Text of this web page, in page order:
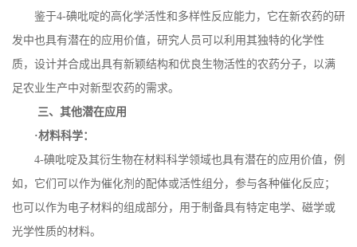
鉴于4-碘吡啶的高化学活性和多样性反应能力，它在新农药的研
发中也具有潜在的应用价值，研究人员可以利用其独特的化学性
质，设计并合成出具有新颖结构和优良生物活性的农药分子，以满
足农业生产中对新型农药的需求。
三、其他潜在应用
·材料科学：
4-碘吡啶及其衍生物在材料科学领域也具有潜在的应用价值，例
如，它们可以作为催化剂的配体或活性组分，参与各种催化反应；
也可以作为电子材料的组成部分，用于制备具有特定电学、磁学或
光学性质的材料。